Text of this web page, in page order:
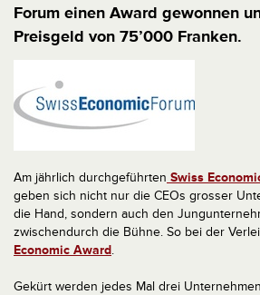
Forum einen Award gewonnen
Preisgeld von 75’000 Franken.
Am jährlich durchgeführten Swiss
geben sich nicht nur die CEOs grosser
die Hand, sondern auch den
zwischendurch die Bühne. So bei der
Economic Award.
Gekürt werden jedes Mal drei